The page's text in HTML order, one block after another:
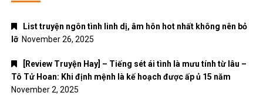
List truyện ngôn tình linh dị, âm hôn hot nhất không nên bỏ
lỡ November 26, 2025
[Review Truyện Hay] – Tiếng sét ái tình là mưu tính từ lâu –
Tô Tử Hoan: Khi định mệnh là kế hoạch được ấp ủ 15 năm
November 2, 2025